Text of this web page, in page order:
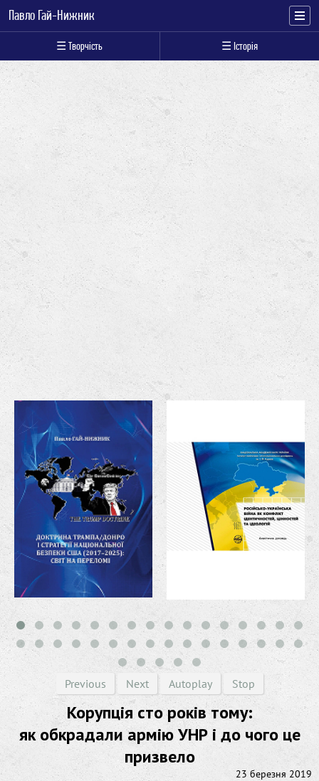
Павло Гай-Нижник
☰ Творчість ☰ Історія
Previous Next Autoplay Stop
Корупція сто років тому:
як обкрадали армію УНР і до чого це
призвело
23 березня 2019